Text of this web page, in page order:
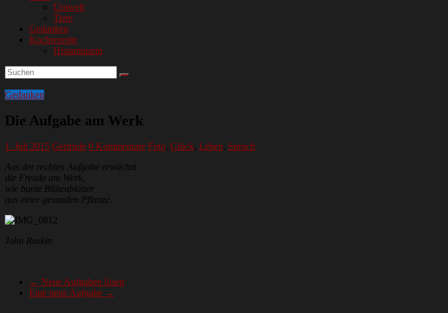
Umwelt
Tiere
Gedanken
Kochrezepte
Histaminarm
Gedanken
Die Aufgabe am Werk
1. Juli 2015 Gertrude 0 Kommentare Foto, Glück, Leben, Spruch
Aus der rechten Aufgabe erwächst
die Freude am Werk,
wie bunte Blütenblätter
aus einer gesunden Pflanze.
John Ruskin
← Neue Aufgaben lösen
Eine neue Aufgabe →